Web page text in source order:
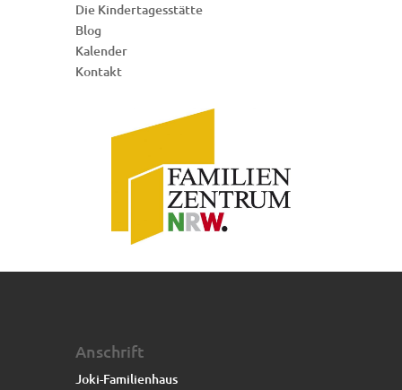
Die Kindertagesstätte
Blog
Kalender
Kontakt
Anschrift
Joki-Familienhaus